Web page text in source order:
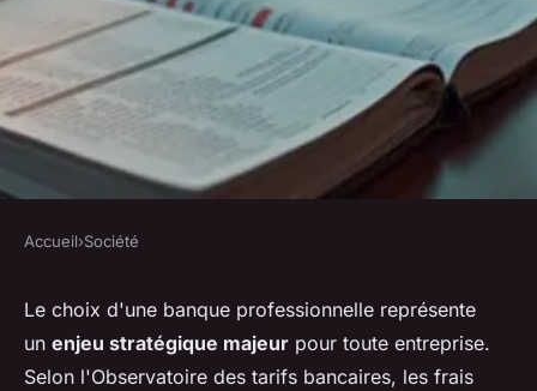
Quelle banque choisir pour les
professionnels : guide complet
Accueil›Société
Le choix d'une banque professionnelle représente
un enjeu stratégique majeur pour toute entreprise.
Selon l'Observatoire des tarifs bancaires, les frais